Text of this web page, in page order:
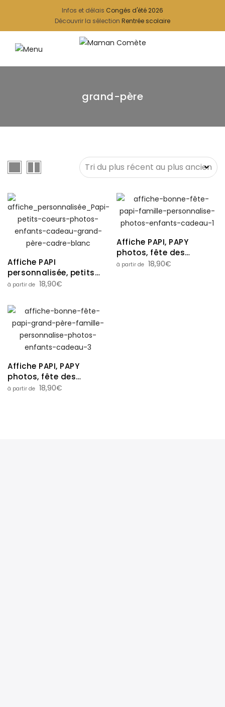
Infos et délais Congés d'été 2026
Découvrir la sélection Rentrée scolaire
grand-père
Affiche PAPI
personnalisée, petits
trésors, photos, fête
enfants
18,90€
Affiche PAPI, PAPY
photos, fête des
grands-pères
18,90€
Affiche PAPI, PAPY
photos, fête des
grands-pères
18,90€